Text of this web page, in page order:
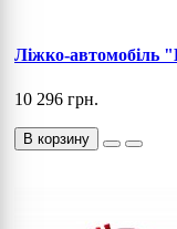
Ліжко-автомобіль
10 296 грн.
В корзину